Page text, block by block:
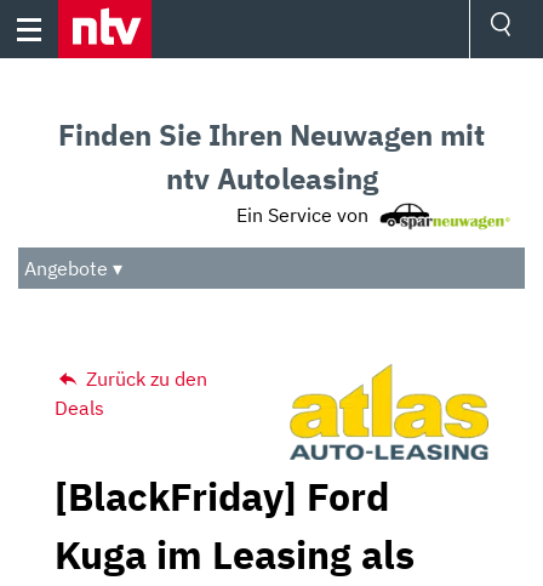
Skip
Audio
Das Beste
Finden Sie Ihren Neuwagen mit
ntv Autoleasing
Ein Service von
Angebote ▾
Zurück zu den
Deals
[BlackFriday] Ford
Kuga im Leasing als